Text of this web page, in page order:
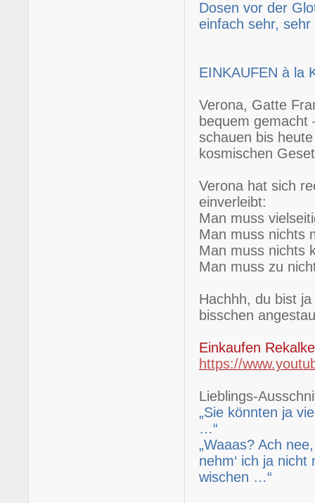
Dosen vor der
einfach sehr, sehr
EINKAUFEN à la
Verona, Gatte
bequem
schauen bis
kosmischen
Verona hat sich
einverleibt:
Man muss
Man muss nichts
Man muss nichts
Man muss zu
Hachhh, du bist
bisschen
Einkaufen
https://
Lieblings-
„Sie könnten ja
…“
„Waaas? Ach
nehm‘ ich ja
wischen …“